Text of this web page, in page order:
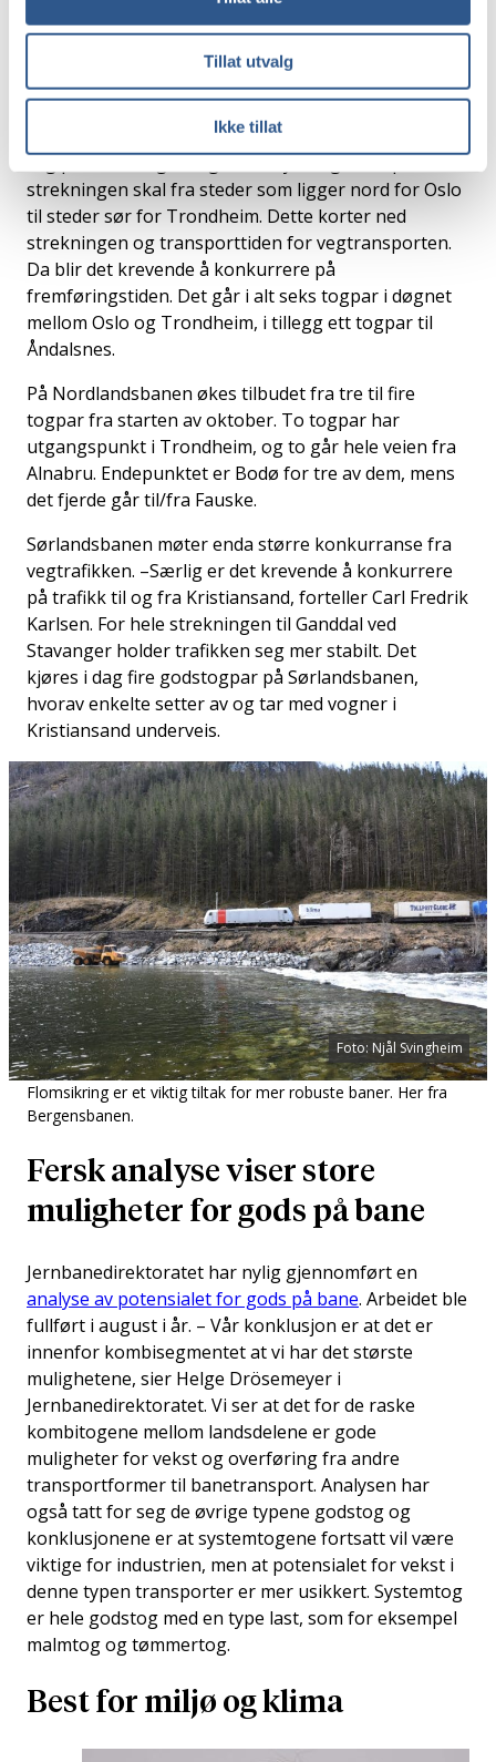
Tillat utvalg
Ikke tillat
tre godstogselskapene kjører i dag til sammen sju
kombitogpar på Bergensbanen i døgnet.
Mellom Oslo og Trondheim er konkurransen fra
vegtrafikken tøffere. – Det kommer både av bedre
veg på strekningen, og av at mye av godset på denne
strekningen skal fra steder som ligger nord for Oslo
til steder sør for Trondheim. Dette korter ned
strekningen og transporttiden for vegtransporten.
Da blir det krevende å konkurrere på
fremføringstiden. Det går i alt seks togpar i døgnet
mellom Oslo og Trondheim, i tillegg ett togpar til
Åndalsnes.
På Nordlandsbanen økes tilbudet fra tre til fire
togpar fra starten av oktober. To togpar har
utgangspunkt i Trondheim, og to går hele veien fra
Alnabru. Endepunktet er Bodø for tre av dem, mens
det fjerde går til/fra Fauske.
Sørlandsbanen møter enda større konkurranse fra
vegtrafikken. –Særlig er det krevende å konkurrere
på trafikk til og fra Kristiansand, forteller Carl Fredrik
Karlsen. For hele strekningen til Ganddal ved
Stavanger holder trafikken seg mer stabilt. Det
kjøres i dag fire godstogpar på Sørlandsbanen,
hvorav enkelte setter av og tar med vogner i
Kristiansand underveis.
Foto: Njål Svingheim
Flomsikring er et viktig tiltak for mer robuste baner. Her fra
Bergensbanen.
Fersk analyse viser store
muligheter for gods på bane
Jernbanedirektoratet har nylig gjennomført en
analyse av potensialet for gods på bane. Arbeidet ble
fullført i august i år. – Vår konklusjon er at det er
innenfor kombisegmentet at vi har det største
mulighetene, sier Helge Drösemeyer i
Jernbanedirektoratet. Vi ser at det for de raske
kombitogene mellom landsdelene er gode
muligheter for vekst og overføring fra andre
transportformer til banetransport. Analysen har
også tatt for seg de øvrige typene godstog og
konklusjonene er at systemtogene fortsatt vil være
viktige for industrien, men at potensialet for vekst i
denne typen transporter er mer usikkert. Systemtog
er hele godstog med en type last, som for eksempel
malmtog og tømmertog.
Best for miljø og klima